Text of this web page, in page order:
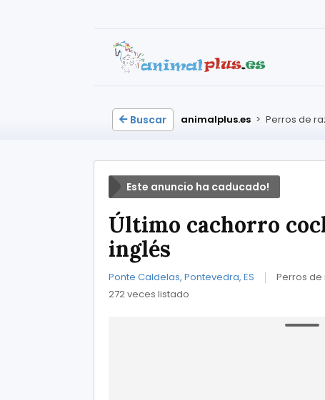
Buscar animalplus.es > Perros de
Este anuncio ha caducado!
Último cachorro
inglés
Ponte Caldelas, Pontevedra, ES Perros de
272 veces listado